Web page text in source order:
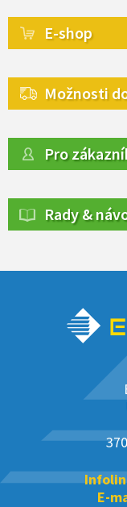
E-shop
Možnosti
Pro
Rady &
E-